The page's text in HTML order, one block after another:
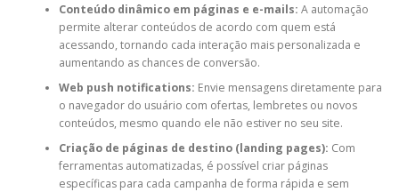
Conteúdo dinâmico em páginas e e-mails: A automação
permite alterar conteúdos de acordo com quem está
acessando, tornando cada interação mais personalizada e
aumentando as chances de conversão.
Web push notifications: Envie mensagens diretamente para
o navegador do usuário com ofertas, lembretes ou novos
conteúdos, mesmo quando ele não estiver no seu site.
Criação de páginas de destino (landing pages): Com
ferramentas automatizadas, é possível criar páginas
específicas para cada campanha de forma rápida e sem